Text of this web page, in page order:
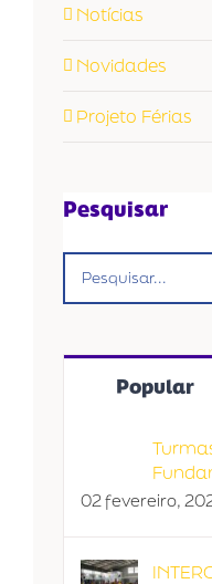
Notícias
Novidades
Projeto Férias
Pesquisar
resultados
Popular
02 fevereiro,